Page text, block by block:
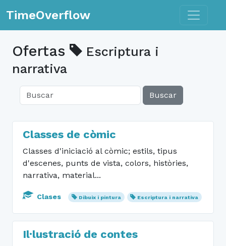
TimeOverflow Toggle
Ofertas
Escriptura i
narrativa
Buscar
Classes de còmic
Classes d'iniciació al còmic; estils, tipus
d'escenes, punts de vista, colors, històries,
narrativa, material...
Clases Dibuix i pintura Escriptura i narrativa
Il·lustració de contes